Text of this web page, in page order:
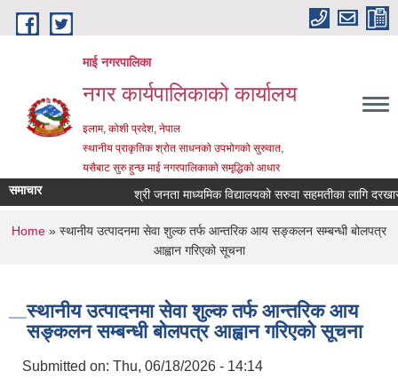
Skip to main content
माई नगरपालिका
नगर कार्यपालिकाको कार्यालय
इलाम, कोशी प्रदेश, नेपाल
स्थानीय प्राकृतिक श्रोत साधनको उपभोगको सुरुवात,
यसैबाट सुरु हुन्छ माई नगरपालिकाको समृद्धिको आधार
समाचार श्री जनता माध्यमिक विद्यालयको सरुवा सहमतीका लागि दरखास्त
You are here
Home » स्थानीय उत्पादनमा सेवा शुल्क तर्फ आन्तरिक आय सङ्कलन सम्बन्धी बोलपत्र
आह्वान गरिएको सूचना
स्थानीय उत्पादनमा सेवा शुल्क तर्फ आन्तरिक आय
सङ्कलन सम्बन्धी बोलपत्र आह्वान गरिएको सूचना
Submitted on: Thu, 06/18/2026 - 14:14